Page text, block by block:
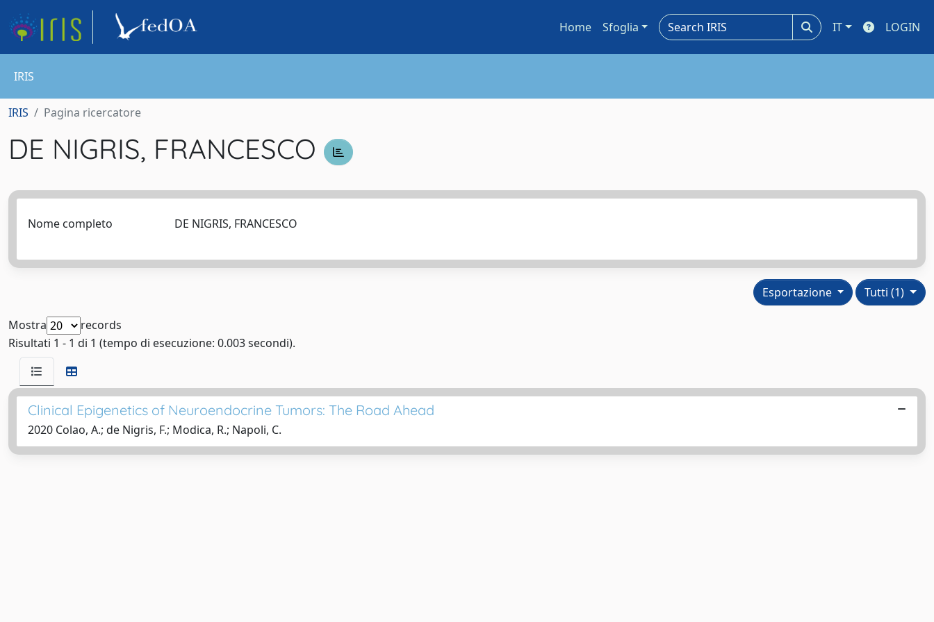
Home Sfoglia IT LOGIN
IRIS
IRIS Pagina ricercatore
DE NIGRIS, FRANCESCO
Nome completo DE NIGRIS, FRANCESCO
Tutti (1)
Esportazione
Mostra
records
Risultati 1 - 1 di 1 (tempo di esecuzione: 0.003 secondi).
Clinical Epigenetics of Neuroendocrine Tumors: The Road Ahead
2020 Colao, A.; de Nigris, F.; Modica, R.; Napoli, C.